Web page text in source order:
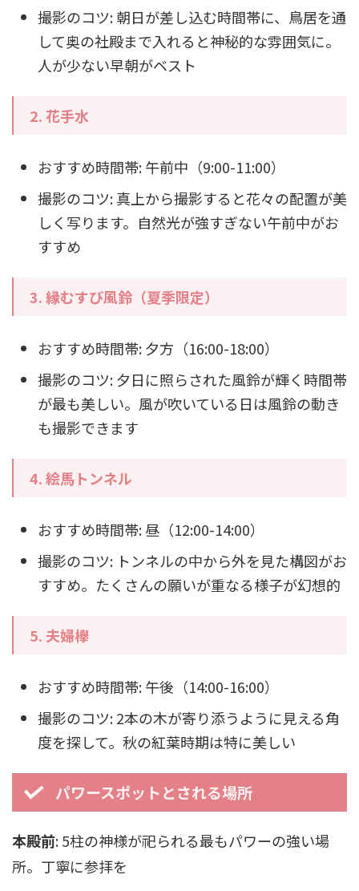
撮影のコツ: 朝日が差し込む時間帯に、鳥居を通
して奥の社殿まで入れると神秘的な雰囲気に。
人が少ない早朝がベスト
2. 花手水
おすすめ時間帯: 午前中（9:00-11:00）
撮影のコツ: 真上から撮影すると花々の配置が美
しく写ります。自然光が強すぎない午前中がお
すすめ
3.縁むすび風鈴（夏季限定）
おすすめ時間帯: 夕方（16:00-18:00）
撮影のコツ: 夕日に照らされた風鈴が輝く時間帯
が最も美しい。風が吹いている日は風鈴の動き
も撮影できます
4.絵馬トンネル
おすすめ時間帯: 昼（12:00-14:00）
撮影のコツ: トンネルの中から外を見た構図がお
すすめ。たくさんの願いが重なる様子が幻想的
5. 夫婦欅
おすすめ時間帯: 午後（14:00-16:00）
撮影のコツ: 2本の木が寄り添うように見える角
度を探して。秋の紅葉時期は特に美しい
パワースポットとされる場所
本殿前: 5柱の神様が祀られる最もパワーの強い場
所。丁寧に参拝を